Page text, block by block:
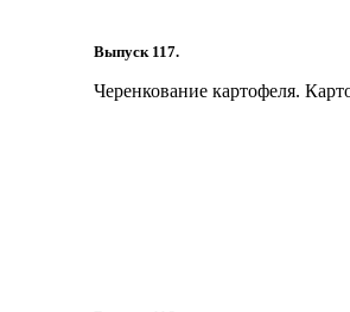
Выпуск 117.
Черенкование картофеля.